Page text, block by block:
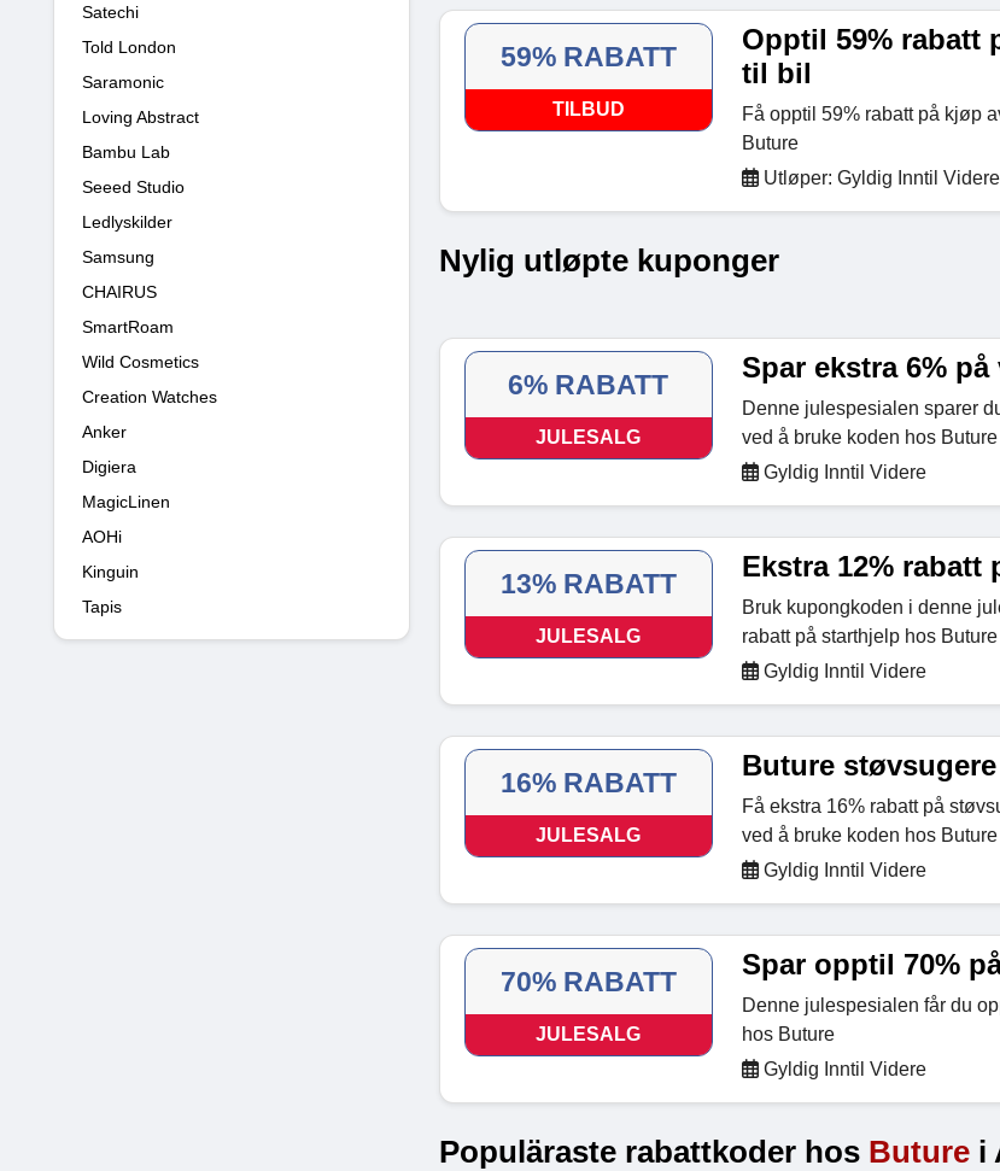
Satechi
Told London
Saramonic
Loving Abstract
Bambu Lab
Seeed Studio
Ledlyskilder
Samsung
CHAIRUS
SmartRoam
Wild Cosmetics
Creation Watches
Anker
Digiera
MagicLinen
AOHi
Kinguin
Tapis
59% RABATT
TILBUD
Opptil 59% rabatt
til bil
Få opptil 59% rabatt på kjøp
Buture
Utløper: Gyldig Inntil Videre
Nylig utløpte kuponger
6% RABATT
JULESALG
Spar ekstra 6%
Denne julespesialen sparer
ved å bruke koden hos Buture
Gyldig Inntil Videre
13% RABATT
JULESALG
Ekstra 12% rabatt
Bruk kupongkoden i denne
rabatt på starthjelp hos Buture
Gyldig Inntil Videre
16% RABATT
JULESALG
Buture
Få ekstra 16% rabatt på
ved å bruke koden hos Buture
Gyldig Inntil Videre
70% RABATT
JULESALG
Spar opptil 70%
Denne julespesialen får du
hos Buture
Gyldig Inntil Videre
Populäraste rabattkoder hos Buture i